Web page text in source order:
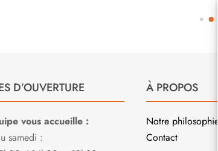
D’OUVERTURE
vous accueille :
samedi :
À PROPOS
Notre philosophie
Contact